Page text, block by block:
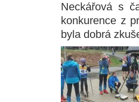
Neckářová s
konkurence z
byla dobrá